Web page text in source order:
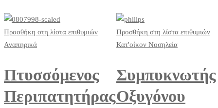
Προσθήκη στη λίστα επιθυμιών
Αναπηρικά
Πτυσσόμενος
Περιπατητήρας
Προσθήκη στη λίστα επιθυμιών
Κατ'οίκον Νοσηλεία
Συμπυκνωτής
Οξυγόνου